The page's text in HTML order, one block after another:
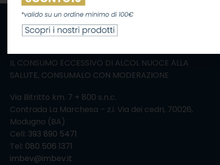
IL CONSUMO ECCESSIVO DI ALCOL NUOCE ALLA
SALUTE, CONSUMALO CON MODERAZIONE
Via Bitritto km. 7 + 800 s.n.c.
Contrada La Marchesa – z.i. Via dei cedri, 70026,
Modugno (BA)
Cell: 393 890 5471
Tel: 080 506 1371
imbev@imbev.it